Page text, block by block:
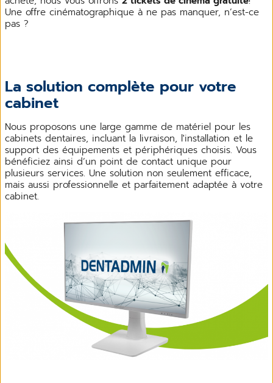
Une offre cinématographique à ne pas manquer, n’est-ce
pas ?
La solution complète pour votre
cabinet
Nous proposons une large gamme de matériel pour les
cabinets dentaires, incluant la livraison, l'installation et le
support des équipements et périphériques choisis. Vous
bénéficiez ainsi d’un point de contact unique pour
plusieurs services. Une solution non seulement efficace,
mais aussi professionnelle et parfaitement adaptée à votre
cabinet.